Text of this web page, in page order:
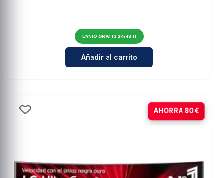
ENVÍO GRATIS 24/48 H
Cantidad para MSI G275L E14
Añadir al carrito
AHORRA 80€
-9%